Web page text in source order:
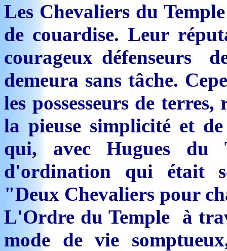
Les Chevaliers du
de couardise. Leur
courageux défenseurs
demeura sans tâche.
les possesseurs de
la pieuse simplicité et
qui, avec Hugues
d'ordination qui était
"Deux Chevaliers pour
L'Ordre du Temple à
mode de vie